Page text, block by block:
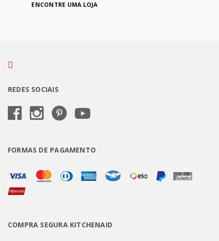
ENCONTRE UMA LOJA
REDES SOCIAIS
FORMAS DE PAGAMENTO
COMPRA SEGURA KITCHENAID